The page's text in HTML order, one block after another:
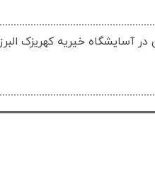
آسایشگاه خیریه کهریزک البرز